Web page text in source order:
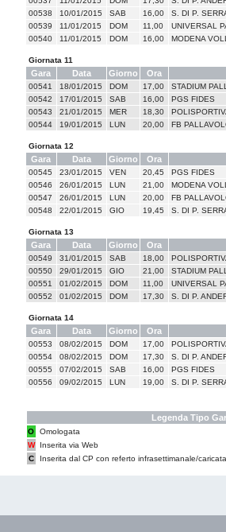
00538
10/01/2015 SAB 16,00 S. DI P.
00539
11/01/2015 DOM 11,00 UNIVERSAL
00540
11/01/2015 DOM 16,00 MODENA
Giornata 11
Gara Data Giorno Ora
00541 18/01/2015 DOM 17,00 STADIUM
00542
17/01/2015 SAB 16,00 PGS FIDES
00543
21/01/2015 MER 18,30
00544
19/01/2015 LUN 20,00 FB
Giornata 12
Gara Data Giorno Ora
00545 23/01/2015 VEN 20,45 PGS FIDES
00546
26/01/2015 LUN 21,00 MODENA
00547
26/01/2015 LUN 20,00 FB
00548
22/01/2015 GIO 19,45 S. DI P.
Giornata 13
Gara Data Giorno Ora
00549 31/01/2015 SAB 18,00
00550
29/01/2015 GIO 21,00 STADIUM
00551
01/02/2015 DOM 11,00 UNIVERSAL
00552
01/02/2015 DOM 17,30 S. DI P.
Giornata 14
Gara Data Giorno Ora
00553 08/02/2015 DOM 17,00
00554
08/02/2015 DOM 17,30 S. DI P.
00555
07/02/2015 SAB 16,00 PGS FIDES
00556
09/02/2015 LUN 19,00 S. DI P.
Legenda Tipo
O
Omologata
W
Inserita via Web
C
Inserita dal CP con referto infrasettimanale/